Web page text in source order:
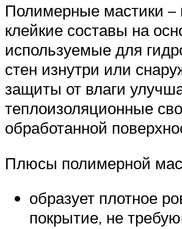
Полимерные мастики –
клейкие составы на
используемые для
стен изнутри или
защиты от влаги
теплоизоляционные
обработанной
Плюсы полимерной
образует плотное
покрытие, не